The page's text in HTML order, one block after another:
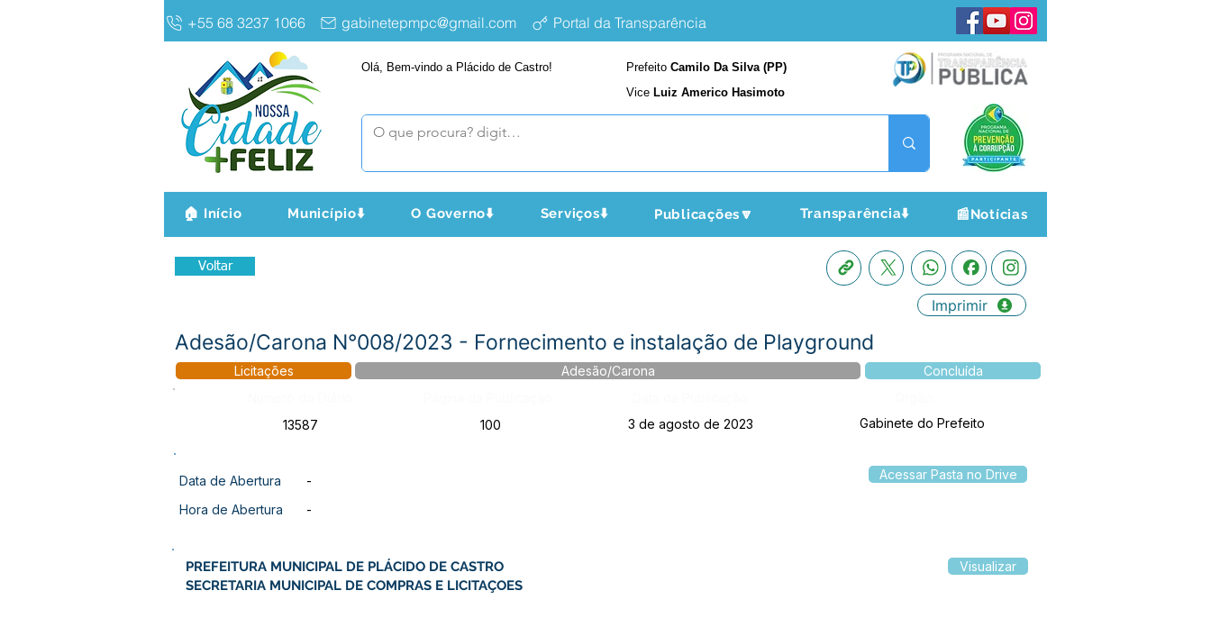
+55 68 3237 1066 gabinetepmpc@gmail.com Portal da Transparência
Olá, Bem-vindo a Plácido de Castro! Prefeito Camilo Da Silva (PP)
Vice Luiz Americo Hasimoto
🏠 Início Município⬇️ O Governo⬇️ Serviços⬇️ Publicações🔽 Transparência⬇️ 📰Notícias
Voltar
Imprimir
Adesão/Carona N°008/2023 - Fornecimento e instalação de Playground
Licitações Adesão/Carona
Concluída
13587
100 3 de agosto de 2023 Gabinete do Prefeito
Data de Abertura
-
Hora de Abertura
-
Acessar Pasta no Drive
PREFEITURA MUNICIPAL DE PLÁCIDO DE CASTRO
SECRETARIA MUNICIPAL DE COMPRAS E LICITAÇOES
Visualizar